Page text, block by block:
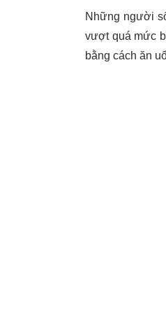
Những người
vượt quá mức
bằng cách ăn